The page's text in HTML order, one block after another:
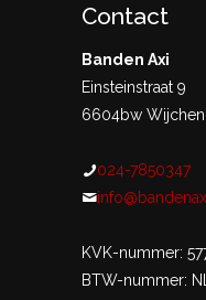
Contact
Banden Axi
Einsteinstraat 9
6604bw Wijchen
024-7850347
KVK-nummer:
BTW-nummer: